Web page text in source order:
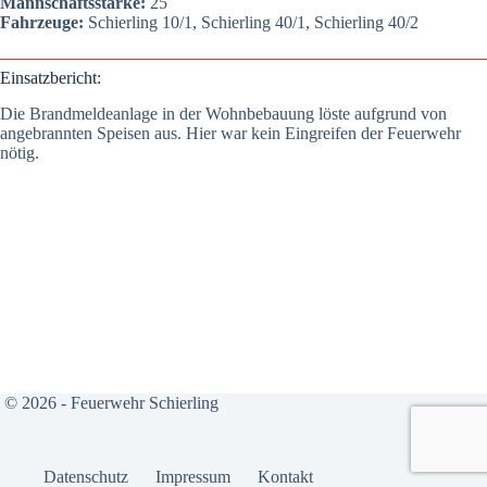
Fahr­zeu­ge: Schier­ling 10/1, Schier­ling 40/1, Schier­ling 40/2
Ein­satz­be­richt:
Die Brand­mel­de­an­la­ge in der Wohn­be­bau­ung lös­te auf­grund von
ange­brann­ten Spei­sen aus. Hier war kein Ein­grei­fen der Feu­er­wehr
nötig.
© 2026 - Feuerwehr Schierling
Daten­schutz Impres­sum Kon­takt